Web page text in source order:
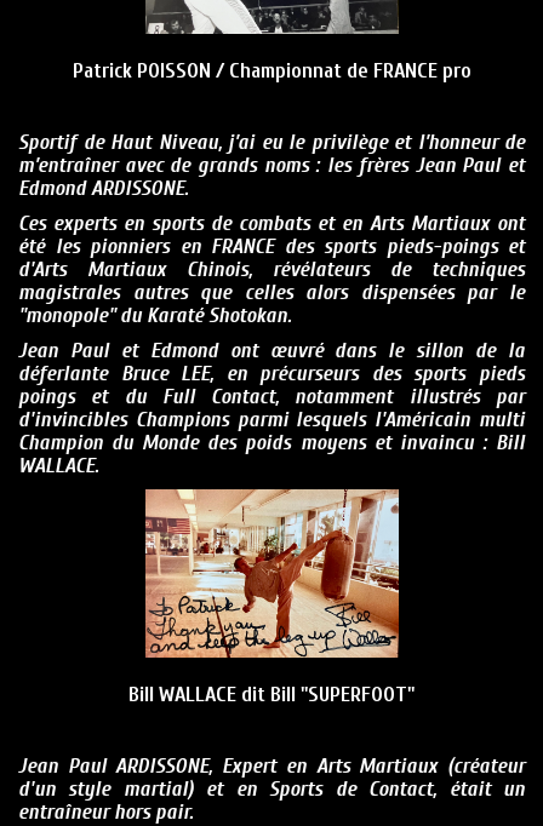
Patrick POISSON / Championnat de FRANCE pro
Sportif de Haut Niveau, j’ai eu le privilège et l’honneur de
m’entraîner avec de grands noms : les frères Jean Paul et
Edmond ARDISSONE.
Ces experts en sports de combats et en Arts Martiaux ont
été les pionniers en FRANCE des sports pieds-poings et
d'Arts Martiaux Chinois, révélateurs de techniques
magistrales autres que celles alors dispensées par le
"monopole" du Karaté Shotokan.
Jean Paul et Edmond ont œuvré dans le sillon de la
déferlante Bruce LEE, en précurseurs des sports pieds
poings et du Full Contact, notamment illustrés par
d'invincibles Champions parmi lesquels l'Américain multi
Champion du Monde des poids moyens et invaincu : Bill
WALLACE.
Bill WALLACE dit Bill "SUPERFOOT"
Jean Paul ARDISSONE, Expert en Arts Martiaux (créateur
d'un style martial) et en Sports de Contact, était un
entraîneur hors pair.